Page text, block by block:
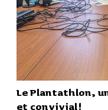
Le Plan­tath­lon,
et convi­vial !